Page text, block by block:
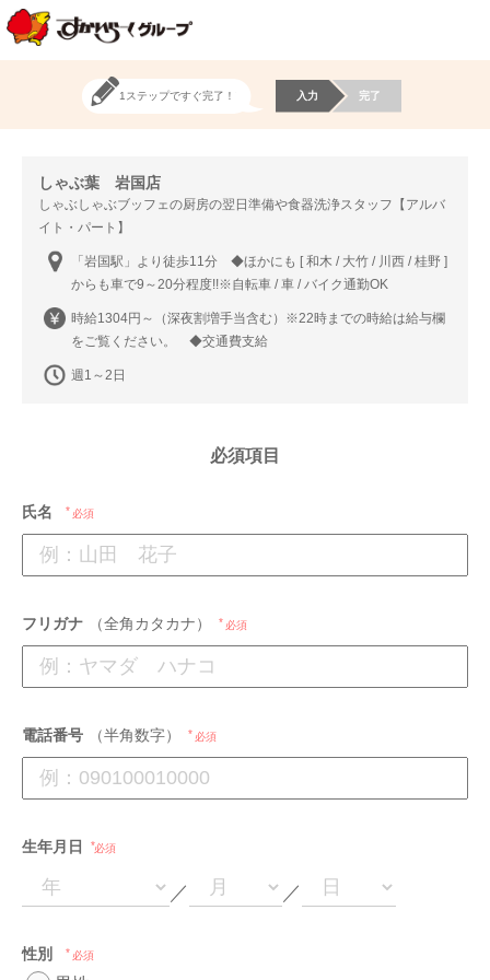
1ステップですぐ完了！ 入力 完了
しゃぶ葉 岩国店
しゃぶしゃぶブッフェの厨房の翌日準備や食器洗浄スタッフ【アルバ
イト・パート】
「岩国駅」より徒歩11分 ◆ほかにも [ 和木 / 大竹 / 川西 / 桂野 ]
からも車で9～20分程度!!※自転車 / 車 / バイク通勤OK
時給1304円～（深夜割増手当含む）※22時までの時給は給与欄
をご覧ください。 ◆交通費支給
週1～2日
必須項目
氏名 必須
フリガナ （全角カタカナ） 必須
電話番号 （半角数字） 必須
生年月日 必須
／ ／
性別 必須